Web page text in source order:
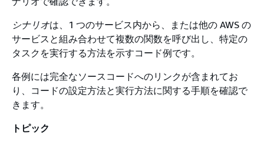
シナリオは、1 つのサービス内から、または他の AWS の
サービスと組み合わせて複数の関数を呼び出し、特定の
タスクを実行する方法を示すコード例です。
各例には完全なソースコードへのリンクが含まれてお
り、コードの設定方法と実行方法に関する手順を確認で
きます。
トピック